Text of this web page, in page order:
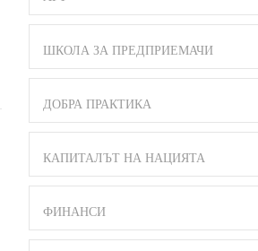
ШКОЛА ЗА ПРЕДПРИЕМАЧИ
ДОБРА ПРАКТИКА
КАПИТАЛЪТ НА НАЦИЯТА
ФИНАНСИ